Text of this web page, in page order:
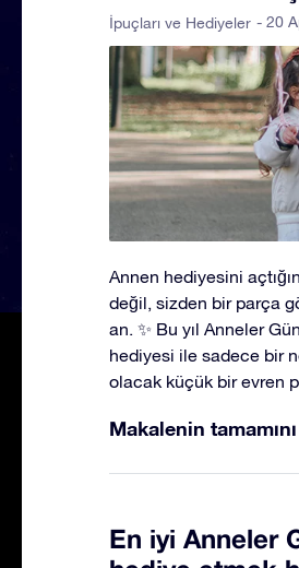
İpuçları ve Hediyeler - 20
Annen hediyesini
değil, sizden bir parça
an. ✨ Bu yıl Anneler
hediyesi ile sadece bir
olacak küçük bir evren
Makalenin
En iyi Anneler